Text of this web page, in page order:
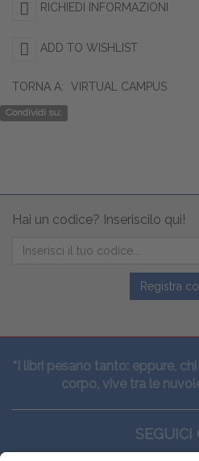
RICHIEDI INFORMAZIONI
ADD TO WISHLIST
TORNA A: VIRTUAL CAMPUS
Condividi su:
Hai un codice? Inseriscilo qui!
Registra
“I libri pesano tanto: eppure,
corpo, vive tra le
SEGUICI